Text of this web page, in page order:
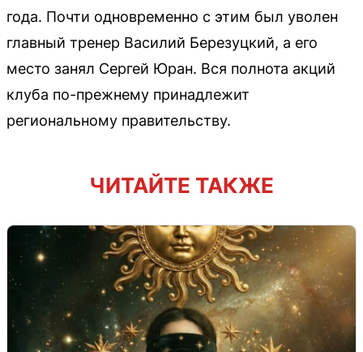
года. Почти одновременно с этим был уволен
главный тренер Василий Березуцкий, а его
место занял Сергей Юран. Вся полнота акций
клуба по-прежнему принадлежит
региональному правительству.
ЧИТАЙТЕ ТАКЖЕ